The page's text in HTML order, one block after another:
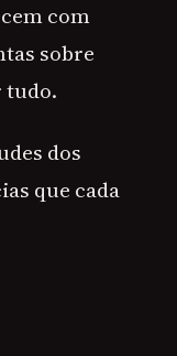
com
sobre
tudo.
dos
que cada